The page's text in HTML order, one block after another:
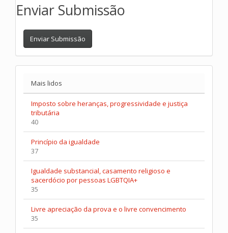
Enviar Submissão
Enviar Submissão
Mais lidos
Imposto sobre heranças, progressividade e justiça
tributária
40
Princípio da igualdade
37
Igualdade substancial, casamento religioso e
sacerdócio por pessoas LGBTQIA+
35
Livre apreciação da prova e o livre convencimento
35